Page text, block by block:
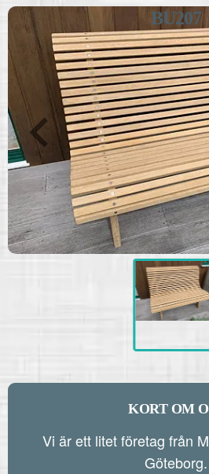
Hem BU207
KORT OM
Vi är ett litet företag från
Göteborg.